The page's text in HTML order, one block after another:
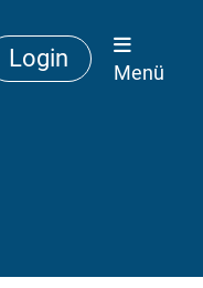
Login
Menü